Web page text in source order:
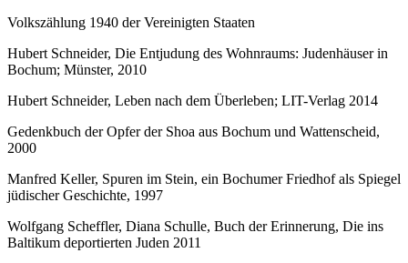
Volkszählung 1940 der Vereinigten Staaten
Hubert Schneider, Die Entjudung des Wohnraums: Judenhäuser in
Bochum; Münster, 2010
Hubert Schneider, Leben nach dem Überleben; LIT-Verlag 2014
Gedenkbuch der Opfer der Shoa aus Bochum und Wattenscheid,
2000
Manfred Keller, Spuren im Stein, ein Bochumer Friedhof als Spiegel
jüdischer Geschichte, 1997
Wolfgang Scheffler, Diana Schulle, Buch der Erinnerung, Die ins
Baltikum deportierten Juden 2011